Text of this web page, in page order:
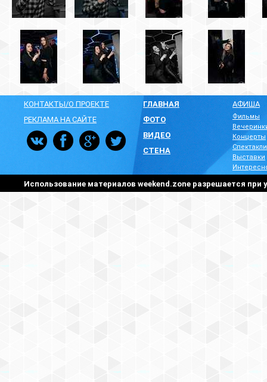
КОНТАКТЫ/О ПРОЕКТЕ
РЕКЛАМА НА САЙТЕ
ГЛАВНАЯ
ФОТО
ВИДЕО
СТЕНА
АФИША
Фильмы
Концерты
Спектакли
Выставки
Использование материалов weekend.zone разрешается